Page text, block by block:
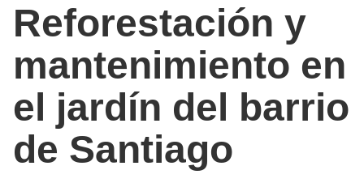
Reforestación y
mantenimiento en
el jardín del barrio
de Santiago